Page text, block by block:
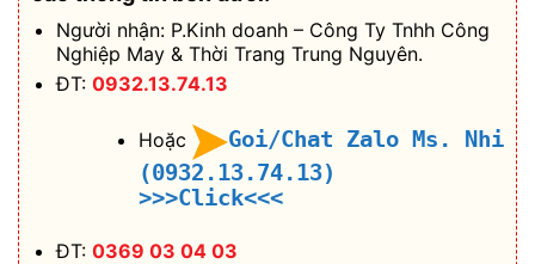
Người nhận: P.Kinh doanh – Công Ty Tnhh Công
Nghiệp May & Thời Trang Trung Nguyên.
ĐT: 0932.13.74.13
Hoặc
Goi/Chat Zalo Ms. Nhi
(0932.13.74.13)
>>>Click<<<
ĐT: 0369 03 04 03